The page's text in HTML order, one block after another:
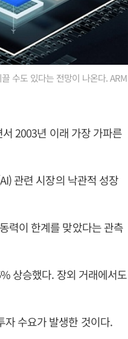
수도 있다는 전망이 나온다. ARM
2003년 이래 가장 가파른
관련 시장의 낙관적 성장
력이 한계를 맞았다는 관측
상승했다. 장외 거래에서도
자 수요가 발생한 것이다.